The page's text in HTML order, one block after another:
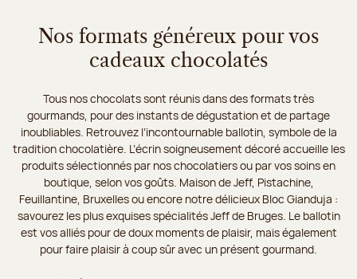
Nos formats généreux pour vos
cadeaux chocolatés
Tous nos chocolats sont réunis dans des formats très
gourmands, pour des instants de dégustation et de partage
inoubliables. Retrouvez l’incontournable ballotin, symbole de la
tradition chocolatière. L’écrin soigneusement décoré accueille les
produits sélectionnés par nos chocolatiers ou par vos soins en
boutique, selon vos goûts. Maison de Jeff, Pistachine,
Feuillantine, Bruxelles ou encore notre délicieux Bloc Gianduja :
savourez les plus exquises spécialités Jeff de Bruges. Le ballotin
est vos alliés pour de doux moments de plaisir, mais également
pour faire plaisir à coup sûr avec un présent gourmand.